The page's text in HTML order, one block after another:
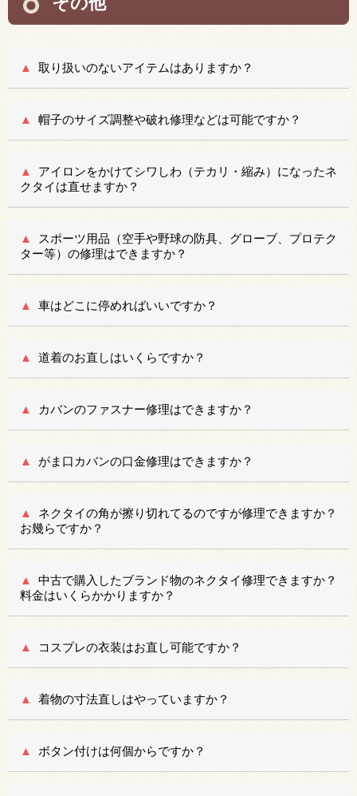
取り扱いのないアイテムはありますか？
帽子のサイズ調整や破れ修理などは可能ですか？
アイロンをかけてシワしわ（テカリ・縮み）になったネ
クタイは直せますか？
スポーツ用品（空手や野球の防具、グローブ、プロテク
ター等）の修理はできますか？
車はどこに停めればいいですか？
道着のお直しはいくらですか？
カバンのファスナー修理はできますか？
がま口カバンの口金修理はできますか？
ネクタイの角が擦り切れてるのですが修理できますか？
お幾らですか？
中古で購入したブランド物のネクタイ修理できますか？
料金はいくらかかりますか？
コスプレの衣装はお直し可能ですか？
着物の寸法直しはやっていますか？
ボタン付けは何個からですか？